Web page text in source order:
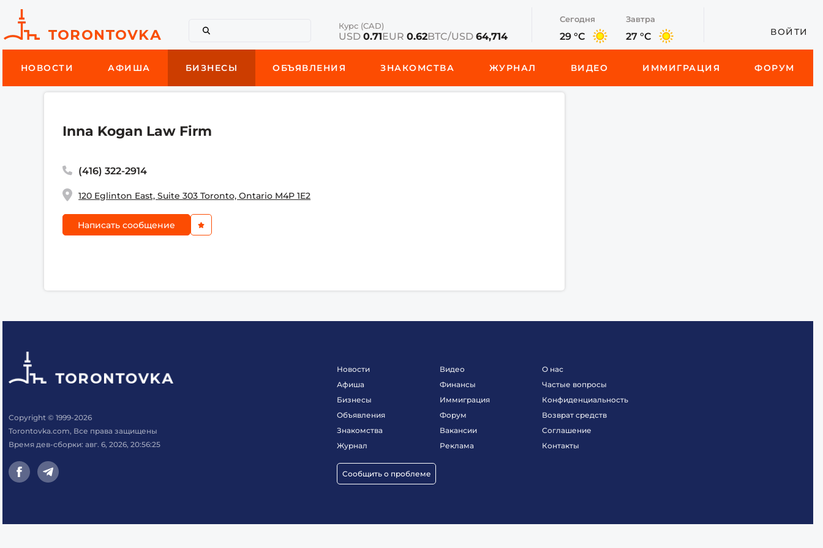
Курс (CAD)
USD 0.71EUR 0.62BTC/USD 64,714
Сегодня
29 °C
Завтра
27 °C ВОЙТИ
НОВОСТИ АФИША БИЗНЕСЫ ОБЪЯВЛЕНИЯ ЗНАКОМСТВА ЖУРНАЛ ВИДЕО ИММИГРАЦИЯ ФОРУМ
Inna Kogan Law Firm
(416) 322-2914
120 Eglinton East, Suite 303 Toronto, Ontario M4P 1E2
Написать сообщение
Copyright © 1999-2026
Torontovka.com, Все права защищены
Время дев-сборки: авг. 6, 2026, 20:56:25
Новости
Афиша
Бизнесы
Объявления
Знакомства
Журнал
Сообщить о проблеме
Видео
Финансы
Иммиграция
Форум
Вакансии
Реклама
О нас
Частые вопросы
Конфиденциальность
Возврат средств
Соглашение
Контакты